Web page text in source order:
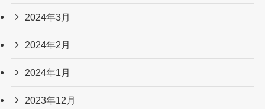
2024年3月
2024年2月
2024年1月
2023年12月